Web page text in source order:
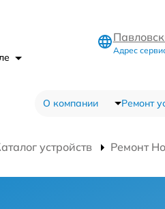
Адрес
О компании Ремонт
устройств Ремонт